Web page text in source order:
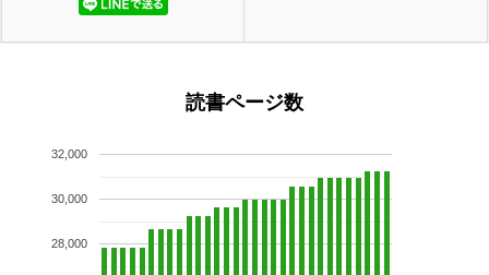
読書ページ数
28,000
30,000
32,000